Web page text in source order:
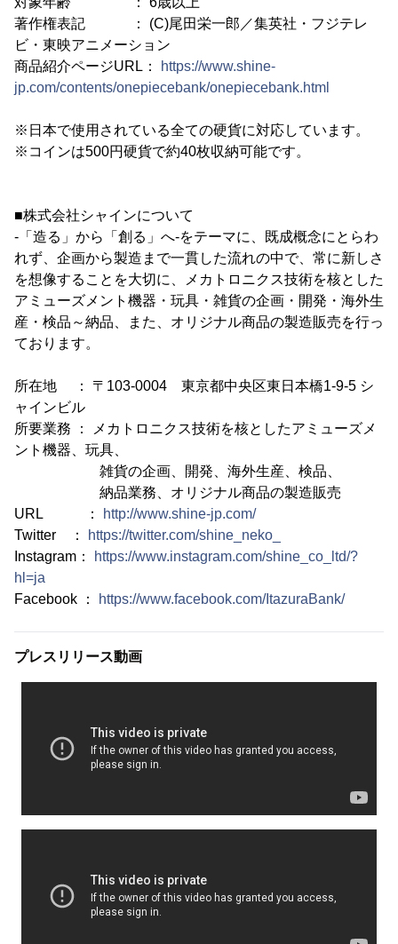
著作権表記 ： (C)尾田栄一郎／集英社・フジテレ
ビ・東映アニメーション
商品紹介ページURL：
https://www.shine-
jp.com/contents/onepiecebank/onepiecebank.html
※日本で使用されている全ての硬貨に対応しています。
※コインは500円硬貨で約40枚収納可能です。
■株式会社シャインについて
-「造る」から「創る」へ-をテーマに、既成概念にとらわ
れず、企画から製造まで一貫した流れの中で、常に新しさ
を想像することを大切に、メカトロニクス技術を核とした
アミューズメント機器・玩具・雑貨の企画・開発・海外生
産・検品～納品、また、オリジナル商品の製造販売を行っ
ております。
所在地 ： 〒103-0004 東京都中央区東日本橋1-9-5 シ
ャインビル
所要業務 ： メカトロニクス技術を核としたアミューズメ
ント機器、玩具、
雑貨の企画、開発、海外生産、検品、
納品業務、オリジナル商品の製造販売
URL ：
http://www.shine-jp.com/
Twitter ：
https://twitter.com/shine_neko_
Instagram：
https://www.instagram.com/shine_co_ltd/?
hl=ja
Facebook ：
https://www.facebook.com/ItazuraBank/
プレスリリース動画